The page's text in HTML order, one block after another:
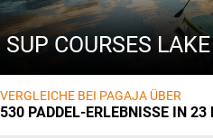
SUP COURSES
VERGLEICHE BEI PAGAJA ÜBER
530 PADDEL-ERLEBNISSE IN 23